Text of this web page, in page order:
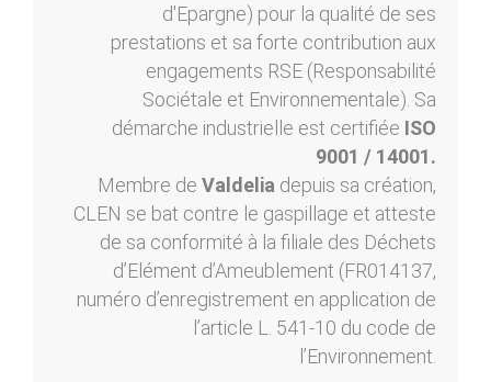
d'Epargne) pour la qualité de ses
prestations et sa forte contribution aux
engagements RSE (Responsabilité
Sociétale et Environnementale). Sa
démarche industrielle est certifiée ISO
9001 / 14001.
Membre de Valdelia depuis sa création,
CLEN se bat contre le gaspillage et atteste
de sa conformité à la filiale des Déchets
d’Elément d’Ameublement (FR014137,
numéro d’enregistrement en application de
l’article L. 541-10 du code de
l’Environnement.